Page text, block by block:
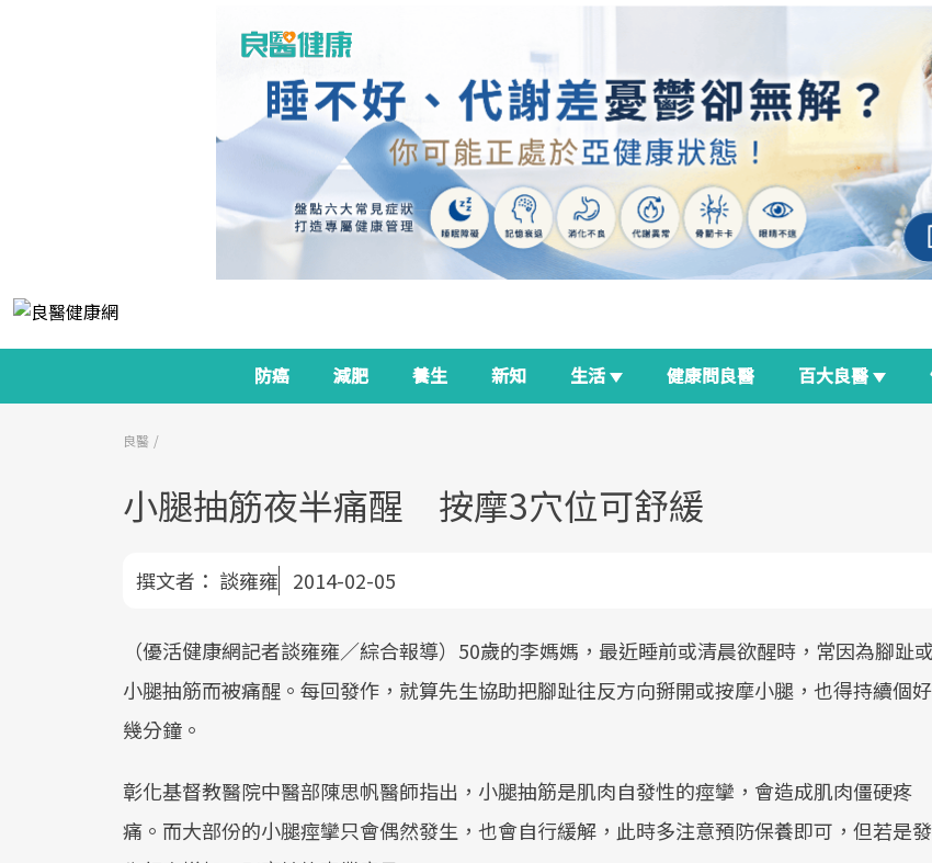
防癌 減肥 養生 新知 生活 健康問良醫 百大良醫
良醫
小腿抽筋夜半痛醒 按摩3穴位可舒緩
撰文者： 談雍雍 2014-02-05
（優活健康網記者談雍雍／綜合報導）50歲的李媽媽，最近睡前或清晨欲醒時，常因為腳趾或
小腿抽筋而被痛醒。每回發作，就算先生協助把腳趾往反方向掰開或按摩小腿，也得持續個好
幾分鐘。
彰化基督教醫院中醫部陳思帆醫師指出，小腿抽筋是肌肉自發性的痙攣，會造成肌肉僵硬疼
痛。而大部份的小腿痙攣只會偶然發生，也會自行緩解，此時多注意預防保養即可，但若是發
面對超高齡社會的浪潮，台灣正在快速
照3.0」的推進，「預防醫學」已成全民
關注的核心議題。然而，健檢不只是醫
2025年，就到良醫生活祭體驗「一站式
良醫健康網從「換季的身體變化」出
改善行動。
根據不同性別與年齡，帶你找到過去、